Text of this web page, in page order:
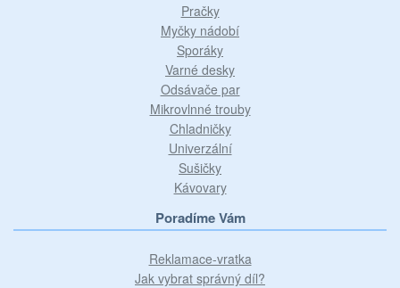
Pračky
Myčky nádobí
Sporáky
Varné desky
Odsávače par
Mikrovlnné trouby
Chladničky
Univerzální
Sušičky
Kávovary
Poradíme Vám
Reklamace-vratka
Jak vybrat správný díl?